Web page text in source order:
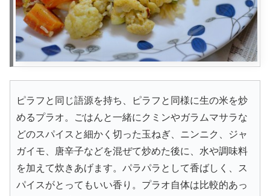
ピラフと同じ語源を持ち、ピラフと同様に生の米を炒
めるプラオ。ごはんと一緒にクミンやガラムマサラな
どのスパイスと細かく切った玉ねぎ、ニンニク、ジャ
ガイモ、唐辛子などを混ぜて炒めた後に、水や調味料
を加えて炊きあげます。パラパラとして香ばしく、ス
パイスがとってもいい香り。プラオ自体は比較的あっ